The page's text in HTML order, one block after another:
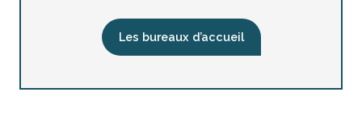
Les bureaux d’accueil